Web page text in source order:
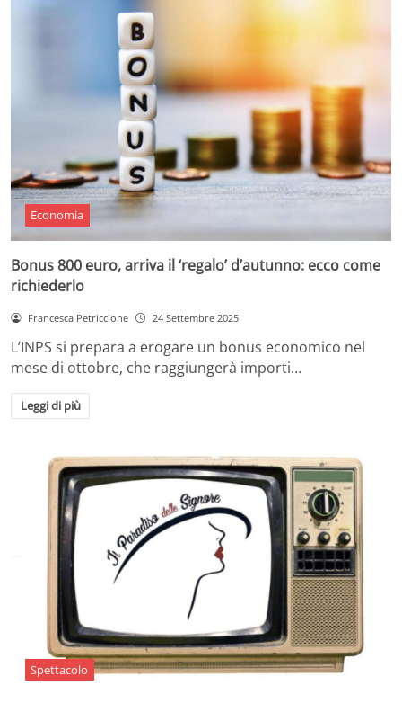
Economia
Bonus 800 euro, arriva il ‘regalo’ d’autunno: ecco come
richiederlo
Francesca Petriccione 24 Settembre 2025
L’INPS si prepara a erogare un bonus economico nel
mese di ottobre, che raggiungerà importi…
Leggi di più
Spettacolo